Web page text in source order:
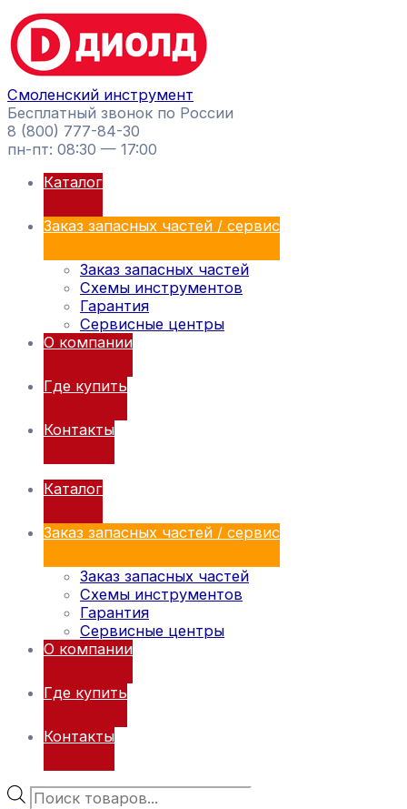
Перейти
к
содержимому
Смоленский инструмент
Бесплатный звонок по России
8 (800) 777-84-30
пн-пт: 08:30 — 17:00
Каталог
Заказ запасных частей / сервис
Заказ запасных частей
Схемы инструментов
Гарантия
Сервисные центры
О компании
Где купить
Контакты
Каталог
Заказ запасных частей / сервис
Заказ запасных частей
Схемы инструментов
Гарантия
Сервисные центры
О компании
Где купить
Контакты
Поиск
товаров